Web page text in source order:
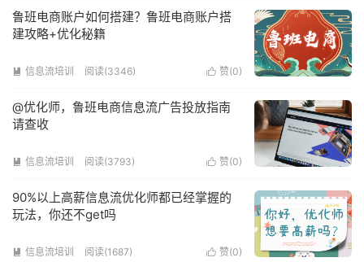
鲁班电商账户如何搭建？鲁班电商账户搭
建攻略+优化秘籍
 赞(0)
 信息流培训 阅读(3346)
@优化师，鲁班电商信息流广告投放指南
请查收
 赞(0)
 信息流培训 阅读(3793)
90%以上高薪信息流优化师都已经掌握的
玩法，你还不get吗
 赞(0)
 信息流培训 阅读(1687)